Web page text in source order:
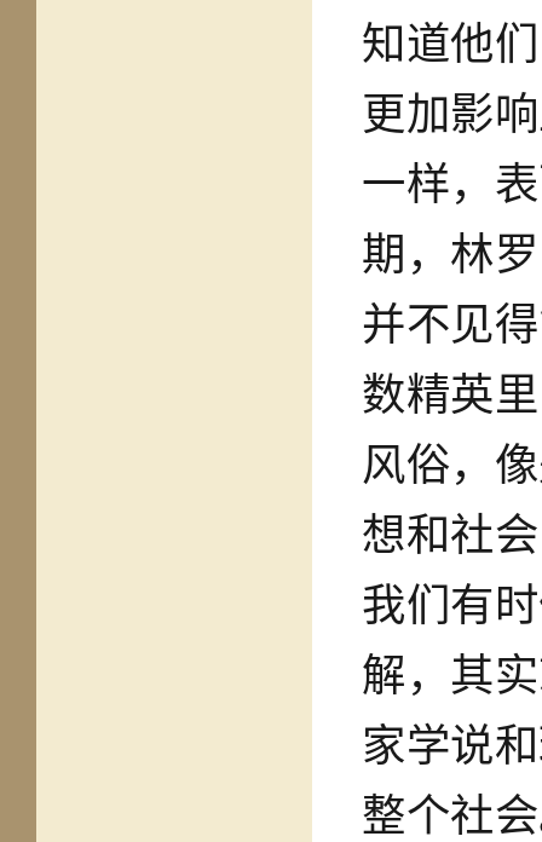
知道他
更加影
一样，
期，林
并不见
数精英
风俗，
想和社
我们有
解，其
家学说
整个社